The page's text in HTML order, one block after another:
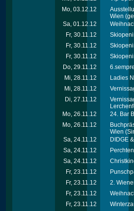
Mo, 03.12.12
Wien
Sa, 01.12.12
Fr, 30.11.12
Fr, 30.11.12
Fr, 30.11.12
Do, 29.11.12
Mi, 28.11.12
Ladies
Mi, 28.11.12
Di, 27.11.12
Mo, 26.11.12
24. Bar
Mo, 26.11.12
Wien
Sa, 24.11.12
DIDGE
Sa, 24.11.12
Sa, 24.11.12
Fr, 23.11.12
Fr, 23.11.12
2.
Fr, 23.11.12
Fr, 23.11.12